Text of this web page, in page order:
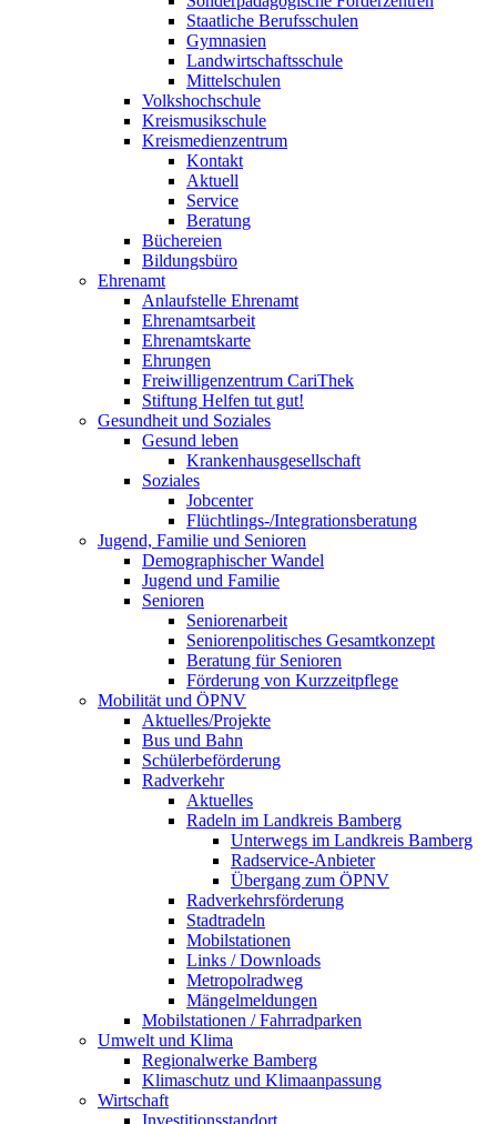
Staatliche Berufsschulen
Gymnasien
Landwirtschaftsschule
Mittelschulen
Volkshochschule
Kreismusikschule
Kreismedienzentrum
Kontakt
Aktuell
Service
Beratung
Büchereien
Bildungsbüro
Ehrenamt
Anlaufstelle Ehrenamt
Ehrenamtsarbeit
Ehrenamtskarte
Ehrungen
Freiwilligenzentrum CariThek
Stiftung Helfen tut gut!
Gesundheit und Soziales
Gesund leben
Krankenhausgesellschaft
Soziales
Jobcenter
Flüchtlings-/Integrationsberatung
Jugend, Familie und Senioren
Demographischer Wandel
Jugend und Familie
Senioren
Seniorenarbeit
Seniorenpolitisches Gesamtkonzept
Beratung für Senioren
Förderung von Kurzzeitpflege
Mobilität und ÖPNV
Aktuelles/Projekte
Bus und Bahn
Schülerbeförderung
Radverkehr
Aktuelles
Radeln im Landkreis Bamberg
Unterwegs im Landkreis Bamberg
Radservice-Anbieter
Übergang zum ÖPNV
Radverkehrsförderung
Stadtradeln
Mobilstationen
Links / Downloads
Metropolradweg
Mängelmeldungen
Mobilstationen / Fahrradparken
Umwelt und Klima
Regionalwerke Bamberg
Klimaschutz und Klimaanpassung
Wirtschaft
Investitionsstandort